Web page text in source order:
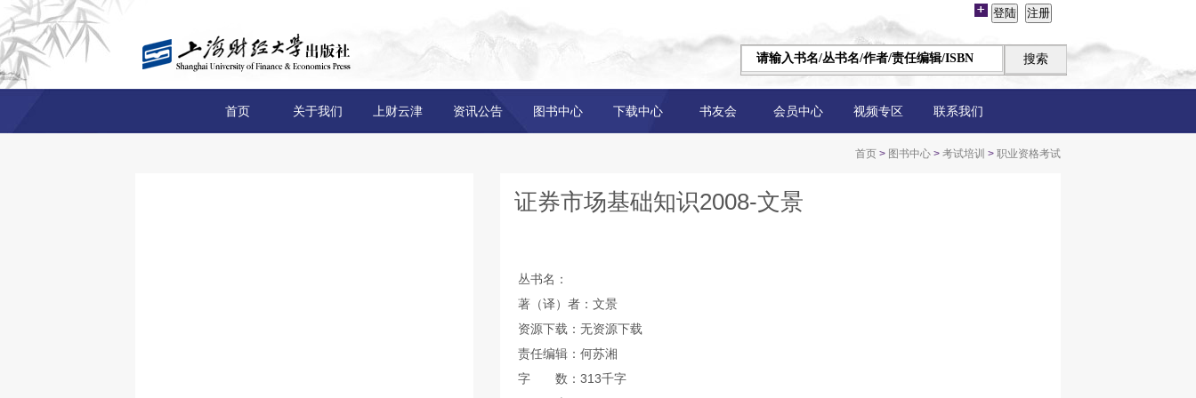
首页 关于我们 上财云津 资讯公告 图书中心 下载中心 书友会 会员中心 视频专区 联系我们
首页 > 图书中心 > 考试培训 > 职业资格考试
证券市场基础知识2008-文景
丛书名：
著（译）者：文景
资源下载：无资源下载
责任编辑：何苏湘
字 数：313千字